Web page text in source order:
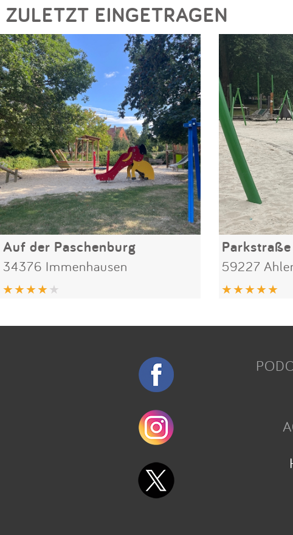
ZULETZT EINGETRAGEN
Auf der Paschenburg
34376 Immenhausen
Parkstraße
59227